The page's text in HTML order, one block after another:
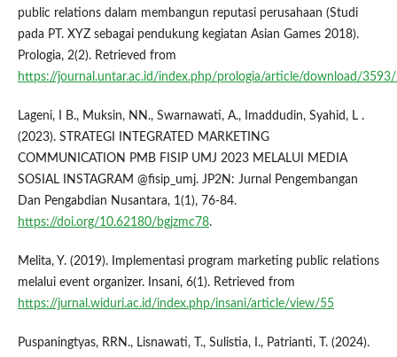
public relations dalam membangun reputasi perusahaan (Studi
pada PT. XYZ sebagai pendukung kegiatan Asian Games 2018).
Prologia, 2(2). Retrieved from
https://journal.untar.ac.id/index.php/prologia/article/download/
Lageni, I B., Muksin, NN., Swarnawati, A., Imaddudin, Syahid, L .
(2023). STRATEGI INTEGRATED MARKETING
COMMUNICATION PMB FISIP UMJ 2023 MELALUI MEDIA
SOSIAL INSTAGRAM @fisip_umj. JP2N: Jurnal Pengembangan
Dan Pengabdian Nusantara, 1(1), 76-84.
https://doi.org/10.62180/bgjzmc78.
Melita, Y. (2019). Implementasi program marketing public relations
melalui event organizer. Insani, 6(1). Retrieved from
https://jurnal.widuri.ac.id/index.php/insani/article/view/55
Puspaningtyas, RRN., Lisnawati, T., Sulistia, I., Patrianti, T. (2024).